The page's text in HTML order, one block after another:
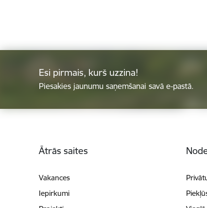
Esi pirmais, kurš uzzina!
Piesakies jaunumu saņemšanai savā e-pastā.
Ātrās saites
Vakances
Iepirkumi